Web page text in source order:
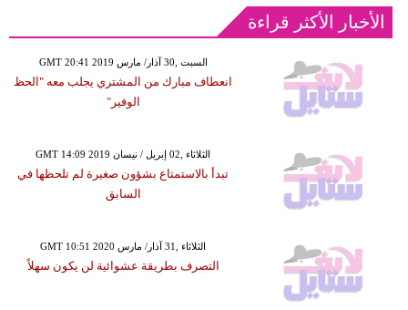
الأخبار الأكثر قراءة
GMT 20:41 2019 السبت ,30 آذار/ مارس
انعطاف مبارك من المشتري يجلب معه "الحظ
الوفير"
GMT 14:09 2019 الثلاثاء ,02 إبريل / نيسان
تبدأ بالاستمتاع بشؤون صغيرة لم تلحظها في
السابق
GMT 10:51 2020 الثلاثاء ,31 آذار/ مارس
التصرف بطريقة عشوائية لن يكون سهلاً